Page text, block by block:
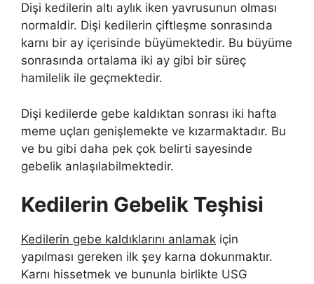
Dişi kedilerin altı aylık iken yavrusunun olması
normaldir. Dişi kedilerin çiftleşme sonrasında
karnı bir ay içerisinde büyümektedir. Bu büyüme
sonrasında ortalama iki ay gibi bir süreç
hamilelik ile geçmektedir.
Dişi kedilerde gebe kaldıktan sonrası iki hafta
meme uçları genişlemekte ve kızarmaktadır. Bu
ve bu gibi daha pek çok belirti sayesinde
gebelik anlaşılabilmektedir.
Kedilerin Gebelik Teşhisi
Kedilerin gebe kaldıklarını anlamak için
yapılması gereken ilk şey karna dokunmaktır.
Karnı hissetmek ve bununla birlikte USG